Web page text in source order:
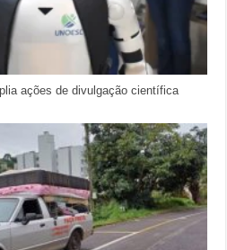
ações de divulgação científica